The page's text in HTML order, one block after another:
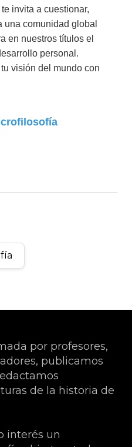
invita a cuestionar,
una comunidad global
en nuestros títulos el
personal.
visión del mundo con
por profesores,
publicamos
de la historia de
interés un